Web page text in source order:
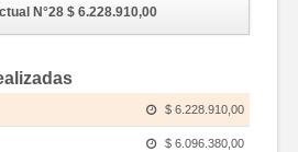
N°28 $ 6.228.910,00
$ 6.228.910,00
$ 6.096.380,00